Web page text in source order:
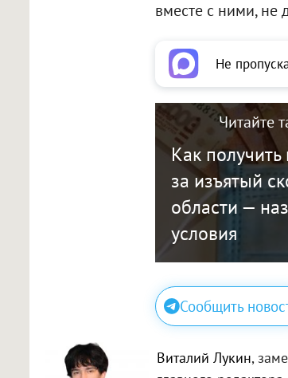
вместе с ними, не
Не
Читайте
Как
за изъятый
области —
условия
Сообщить
Виталий Лукин,